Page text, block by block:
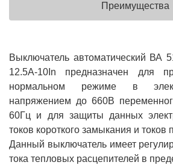
Преимущества
Выключатель автоматический ВА
12.5А-10In предназначен для
нормальном режиме в
напряжением до 660В
60Гц и для защиты данных
токов короткого замыкания и токов
Данный выключатель имеет
тока тепловых расцепителей в